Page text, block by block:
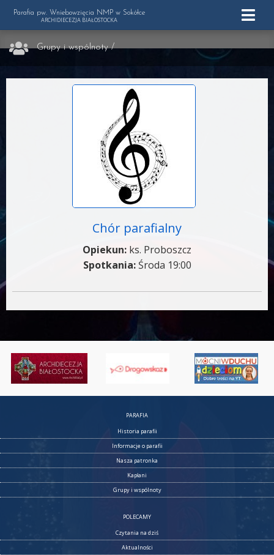
Parafia pw. Wniebowzięcia NMP w Sokółce
ARCHIDIECEZJA BIAŁOSTOCKA
Grupy i wspólnoty/
Chór parafialny
Opiekun: ks. Proboszcz
Spotkania: Środa 19:00
PARAFIA
Historia parafii
Informacje o parafii
Nasza patronka
Kapłani
Grupy i wspólnoty
POLECAMY
Czytania na dziś
Aktualności